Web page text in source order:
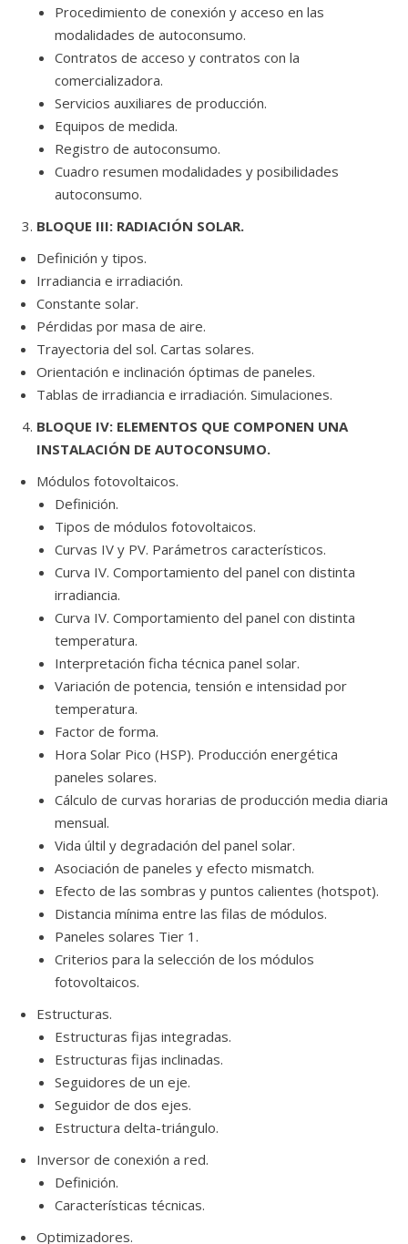
Procedimiento de conexión y acceso en las
modalidades de autoconsumo.
Contratos de acceso y contratos con la
comercializadora.
Servicios auxiliares de producción.
Equipos de medida.
Registro de autoconsumo.
Cuadro resumen modalidades y posibilidades
autoconsumo.
BLOQUE III: RADIACIÓN SOLAR.
Definición y tipos.
Irradiancia e irradiación.
Constante solar.
Pérdidas por masa de aire.
Trayectoria del sol. Cartas solares.
Orientación e inclinación óptimas de paneles.
Tablas de irradiancia e irradiación. Simulaciones.
BLOQUE IV: ELEMENTOS QUE COMPONEN UNA
INSTALACIÓN DE AUTOCONSUMO.
Módulos fotovoltaicos.
Definición.
Tipos de módulos fotovoltaicos.
Curvas IV y PV. Parámetros característicos.
Curva IV. Comportamiento del panel con distinta
irradiancia.
Curva IV. Comportamiento del panel con distinta
temperatura.
Interpretación ficha técnica panel solar.
Variación de potencia, tensión e intensidad por
temperatura.
Factor de forma.
Hora Solar Pico (HSP). Producción energética
paneles solares.
Cálculo de curvas horarias de producción media diaria
mensual.
Vida últil y degradación del panel solar.
Asociación de paneles y efecto mismatch.
Efecto de las sombras y puntos calientes (hotspot).
Distancia mínima entre las filas de módulos.
Paneles solares Tier 1.
Criterios para la selección de los módulos
fotovoltaicos.
Estructuras.
Estructuras fijas integradas.
Estructuras fijas inclinadas.
Seguidores de un eje.
Seguidor de dos ejes.
Estructura delta-triángulo.
Inversor de conexión a red.
Definición.
Características técnicas.
Optimizadores.